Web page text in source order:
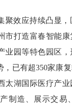
聚效应持续凸显
市打造富春智能
业园等特色园区
已有超350家康
太湖国际医疗产
制造、展示交易